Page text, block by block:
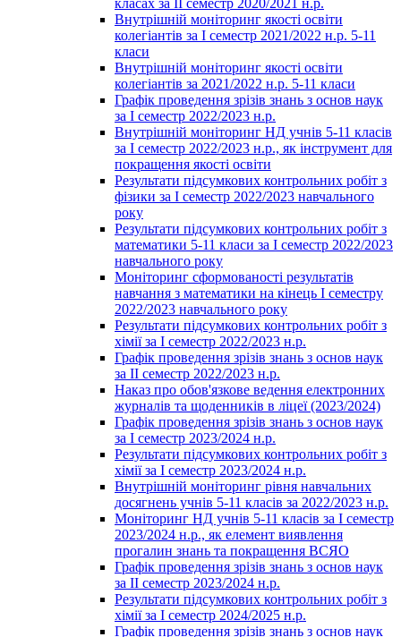
Внутрішній моніторинг якості освіти
колегіантів за І семестр 2021/2022 н.р. 5-11
класи
Внутрішній моніторинг якості освіти
колегіантів за 2021/2022 н.р. 5-11 класи
Графік проведення зрізів знань з основ наук
за І семестр 2022/2023 н.р.
Внутрішній моніторинг НД учнів 5-11 класів
за І семестр 2022/2023 н.р., як інструмент для
покращення якості освіти
Результати підсумкових контрольних робіт з
фізики за І семестр 2022/2023 навчального
року
Результати підсумкових контрольних робіт з
математики 5-11 класи за І семестр 2022/2023
навчального року
Моніторинг сформованості результатів
навчання з математики на кінець І семестру
2022/2023 навчального року
Результати підсумкових контрольних робіт з
хімії за І семестр 2022/2023 н.р.
Графік проведення зрізів знань з основ наук
за ІІ семестр 2022/2023 н.р.
Наказ про обов'язкове ведення електронних
журналів та щоденників в ліцеї (2023/2024)
Графік проведення зрізів знань з основ наук
за І семестр 2023/2024 н.р.
Результати підсумкових контрольних робіт з
хімії за І семестр 2023/2024 н.р.
Внутрішній моніторинг рівня навчальних
досягнень учнів 5-11 класів за 2022/2023 н.р.
Моніторинг НД учнів 5-11 класів за І семестр
2023/2024 н.р., як елемент виявлення
прогалин знань та покращення ВСЯО
Графік проведення зрізів знань з основ наук
за ІІ семестр 2023/2024 н.р.
Результати підсумкових контрольних робіт з
хімії за І семестр 2024/2025 н.р.
Графік проведення зрізів знань з основ наук